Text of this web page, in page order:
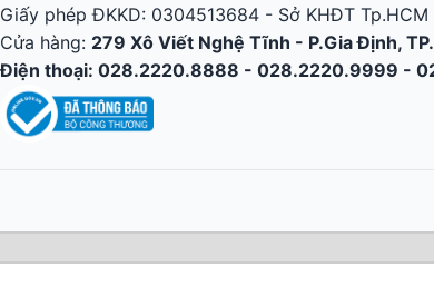
Giấy phép ĐKKD: 0304513684 - Sở KHĐT
Cửa hàng: 279 Xô Viết Nghệ Tĩnh - P.Gia Định,
Điện thoại: 028.2220.8888 - 028.2220.9999 -